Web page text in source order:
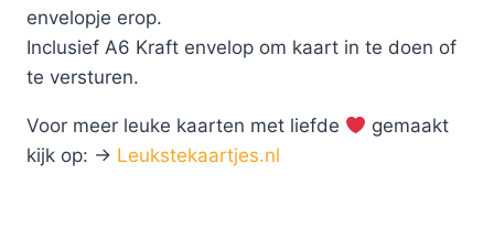
envelopje erop.
Inclusief A6 Kraft envelop om kaart in te doen of
te versturen.
Voor meer leuke kaarten met liefde
gemaakt
kijk op: -> Leukstekaartjes.nl